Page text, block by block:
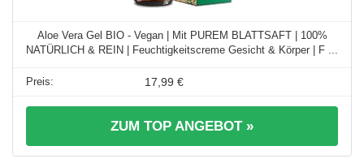
Aloe Vera Gel BIO - Vegan | Mit PUREM BLATTSAFT | 100%
NATÜRLICH & REIN | Feuchtigkeitscreme Gesicht & Körper | F ...
17,99 €
ZUM TOP ANGEBOT »